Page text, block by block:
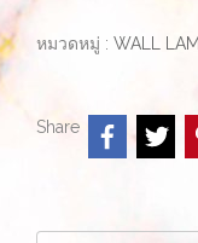
หมวดหมู่ : WALL
Share